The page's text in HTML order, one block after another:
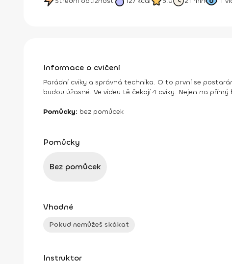
Informace o cvičení
Parádní cviky a správná technika. O to první se
budou úžasné. Ve videu tě čekají 4 cviky. Nejen na
Pomůcky: bez pomůcek
Pomůcky
Bez pomůcek
Vhodné
Pokud nemůžeš skákat
Instruktor